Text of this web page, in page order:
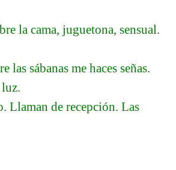
la cama, juguetona, sensual.
las sábanas me haces señas.
Llaman de recepción. Las